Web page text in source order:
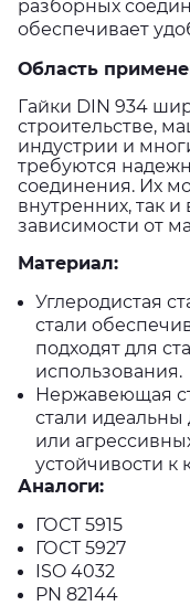
разборных
обеспечивает
Область
Гайки DIN 934
строительстве,
индустрии и
требуются
соединения. Их
внутренних, так
зависимости от
Материал:
Углеродистая
стали
подходят для
использования.
Нержавеющая
стали
или
устойчивости к
Аналоги:
ГОСТ 5915
ГОСТ 5927
ISO 4032
PN 82144